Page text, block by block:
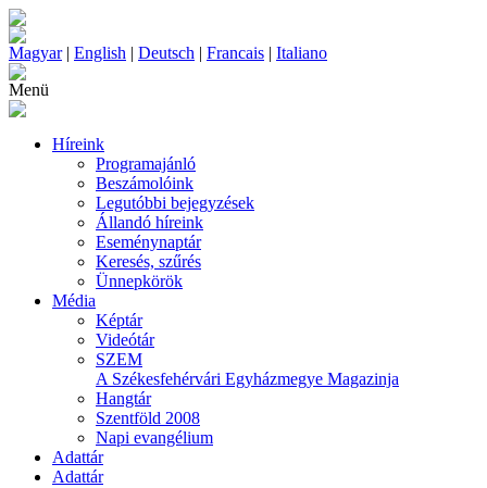
Magyar| English | Deutsch | Francais | Italiano
Menü
Híreink
Programajánló
Beszámolóink
Legutóbbi bejegyzések
Állandó híreink
Eseménynaptár
Keresés, szűrés
Ünnepkörök
Média
Képtár
Videótár
SZEM
A Székesfehérvári Egyházmegye Magazinja
Hangtár
Szentföld 2008
Napi evangélium
Adattár
Adattár